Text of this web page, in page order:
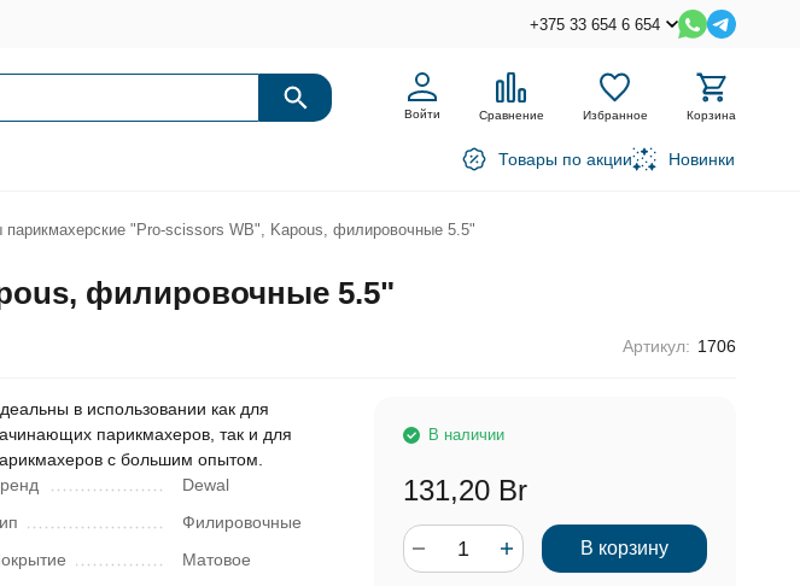
+375 33 654 6 654
Войти Сравнение Избранное Корзина
Товары по акции Новинки
парикмахерские "Pro-scissors WB", Kapous, филировочные 5.5"
филировочные 5.5"
Артикул: 1706
в использовании как для
парикмахеров, так и для
с большим опытом.
Dewal
Филировочные
Матовое
В наличии
131,20 Br
В корзину